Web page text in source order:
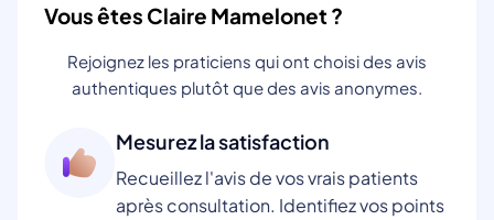
Vous êtes Claire Mamelonet ?
Rejoignez les praticiens qui ont choisi des avis
authentiques plutôt que des avis anonymes.
Mesurez la satisfaction
Recueillez l'avis de vos vrais patients
après consultation. Identifiez vos points